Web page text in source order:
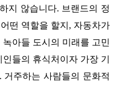
지 않습니다. 브랜드의 정
떤 역할을 할지, 자동차가
아들 도시의 미래를 고민
들의 휴식처이자 가장 기
주하는 사람들의 문화적